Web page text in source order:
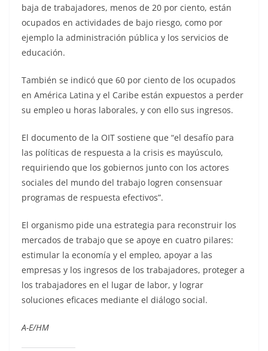
baja de trabajadores, menos de 20 por ciento, están
ocupados en actividades de bajo riesgo, como por
ejemplo la administración pública y los servicios de
educación.
También se indicó que 60 por ciento de los ocupados
en América Latina y el Caribe están expuestos a perder
su empleo u horas laborales, y con ello sus ingresos.
El documento de la OIT sostiene que “el desafío para
las políticas de respuesta a la crisis es mayúsculo,
requiriendo que los gobiernos junto con los actores
sociales del mundo del trabajo logren consensuar
programas de respuesta efectivos”.
El organismo pide una estrategia para reconstruir los
mercados de trabajo que se apoye en cuatro pilares:
estimular la economía y el empleo, apoyar a las
empresas y los ingresos de los trabajadores, proteger a
los trabajadores en el lugar de labor, y lograr
soluciones eficaces mediante el diálogo social.
A-E/HM